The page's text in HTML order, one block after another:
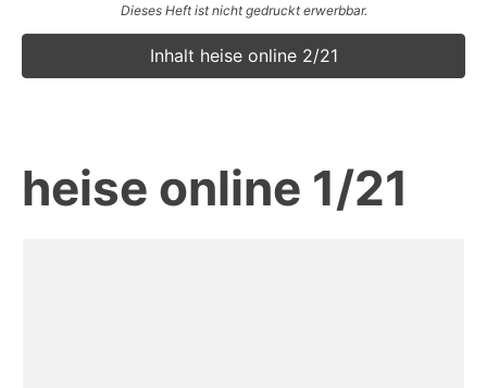
Dieses Heft ist nicht gedruckt erwerbbar.
Inhalt heise online 2/21
heise online 1/21